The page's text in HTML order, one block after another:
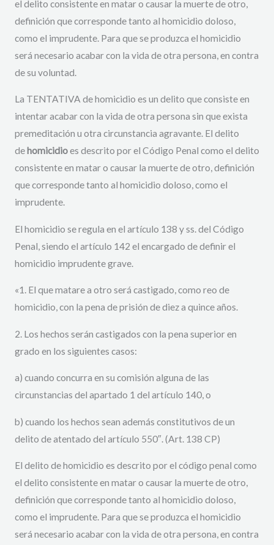
el delito consistente en matar o causar la muerte de otro,
definición que corresponde tanto al homicidio doloso,
como el imprudente. Para que se produzca el homicidio
será necesario acabar con la vida de otra persona, en contra
de su voluntad.
La TENTATIVA de homicidio es un delito que consiste en
intentar acabar con la vida de otra persona sin que exista
premeditación u otra circunstancia agravante. El delito
dehomicidioes descrito por el Código Penal como el delito
consistente en matar o causar la muerte de otro, definición
que corresponde tanto al homicidio doloso, como el
imprudente.
El homicidio se regula en el artículo 138 y ss. del Código
Penal, siendo el artículo 142 el encargado de definir el
homicidio imprudente grave.
«1. El que matare a otro será castigado, como reo de
homicidio, con la pena de prisión de diez a quince años.
2. Los hechos serán castigados con la pena superior en
grado en los siguientes casos:
a) cuando concurra en su comisión alguna de las
circunstancias del apartado 1 del artículo 140, o
b) cuando los hechos sean además constitutivos de un
delito de atentado del artículo 550″. (Art. 138 CP)
El delito de homicidio es descrito por el código penal como
el delito consistente en matar o causar la muerte de otro,
definición que corresponde tanto al homicidio doloso,
como el imprudente. Para que se produzca el homicidio
será necesario acabar con la vida de otra persona, en contra